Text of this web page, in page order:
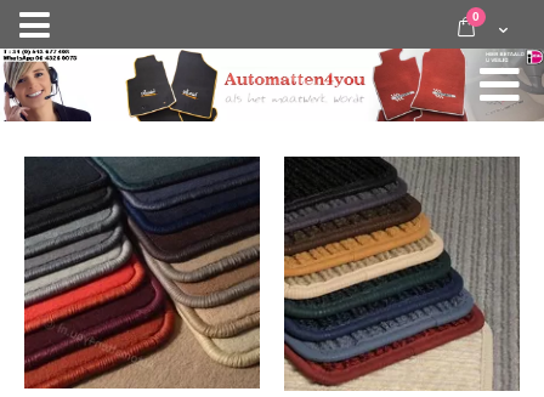
Nav
activeren
door
inhoud
Cart
0 items